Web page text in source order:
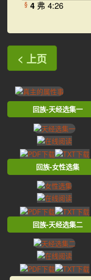
§ 4 弗 4:26
< 上页
回族-天经选集一
回族-女性选集
回族-天经选集二